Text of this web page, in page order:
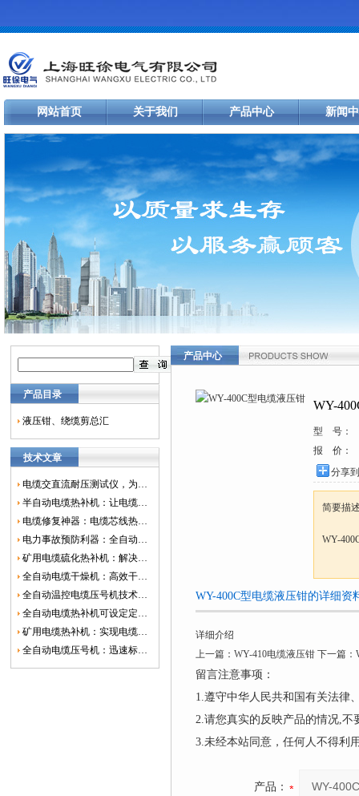
网站首页 关于我们 产品中心 新闻
产品目录
液压钳、绕缆剪总汇
技术文章
电缆交直流耐压测试仪，为电网安全保驾护航
半自动电缆热补机：让电缆修复更简单、更高效！
电缆修复神器：电缆芯线热补机如何保障电网安全？
电力事故预防利器：全自动控温电缆热补机
矿用电缆硫化热补机：解决矿山电缆故障的新选择
全自动电缆干燥机：高效干燥，电缆质量
全自动温控电缆压号机技术革新：数字化标识的新趋势
全自动电缆热补机可设定定时功能，实现自动化热补
矿用电缆热补机：实现电缆故障修复的高效装置
全自动电缆压号机：迅速标识电缆的利器
产品中心
WY-
型 号：
报 价：
分享
简要描
WY-
WY-400C型电缆液压钳的详细资
详细介绍
上一篇： WY-410电缆液压钳 下一篇：
留言注意事项：
1.遵守中华人民共和国有关法律
2.请您真实的反映产品的情况,
3.未经本站同意，任何人不得利
产品：